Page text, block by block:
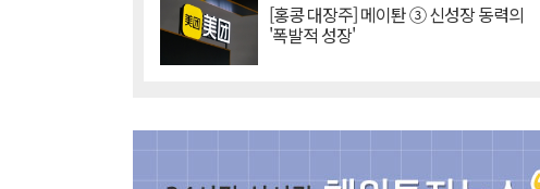
[홍콩 대장주] 메이퇀 ③ 신성장 동력의
'폭발적 성장'